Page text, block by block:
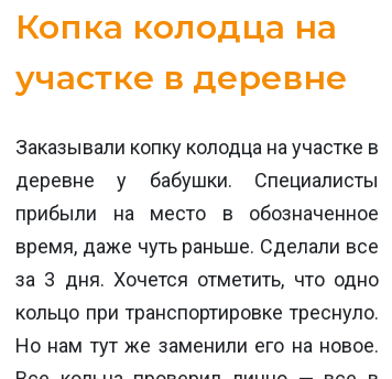
Копка колодца на
участке в деревне
Заказывали копку колодца на участке в
деревне у бабушки. Специалисты
прибыли на место в обозначенное
время, даже чуть раньше. Сделали все
за 3 дня. Хочется отметить, что одно
кольцо при транспортировке треснуло.
Но нам тут же заменили его на новое.